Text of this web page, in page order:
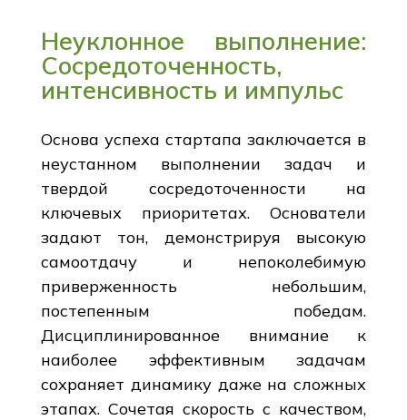
Неуклонное выполнение:
Сосредоточенность,
интенсивность и импульс
Основа успеха стартапа заключается в
неустанном выполнении задач и
твердой сосредоточенности на
ключевых приоритетах. Основатели
задают тон, демонстрируя высокую
самоотдачу и непоколебимую
приверженность небольшим,
постепенным победам.
Дисциплинированное внимание к
наиболее эффективным задачам
сохраняет динамику даже на сложных
этапах. Сочетая скорость с качеством,